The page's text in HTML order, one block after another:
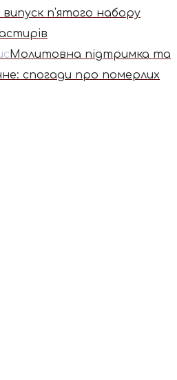
п'ятого набору
Молитовна підтримка та
спогади про померлих